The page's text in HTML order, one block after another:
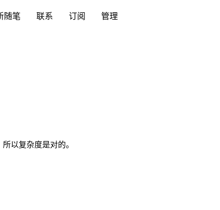
随笔 联系 订阅 管理
以复杂度是对的。